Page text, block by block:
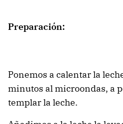
Preparación:
Ponemos a calentar la
minutos al microondas, a
templar la leche.